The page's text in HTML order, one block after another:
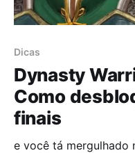
Dicas
Dynasty
Como
finais
e você tá mergulhado